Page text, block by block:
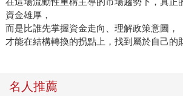
資金雄厚，
而是比誰先掌握資金走向、理解政策意圖，
才能在結構轉換的拐點上，找到屬於自己的
名人推薦